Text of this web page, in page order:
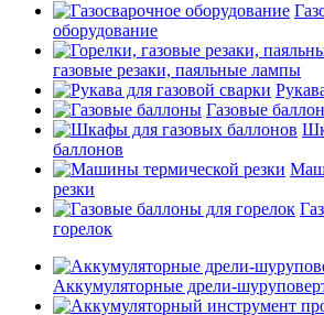
оборудование
газовые резаки, паяльные лампы
Газовые
баллонов
резки
горелок
Аккумуляторные дрели-